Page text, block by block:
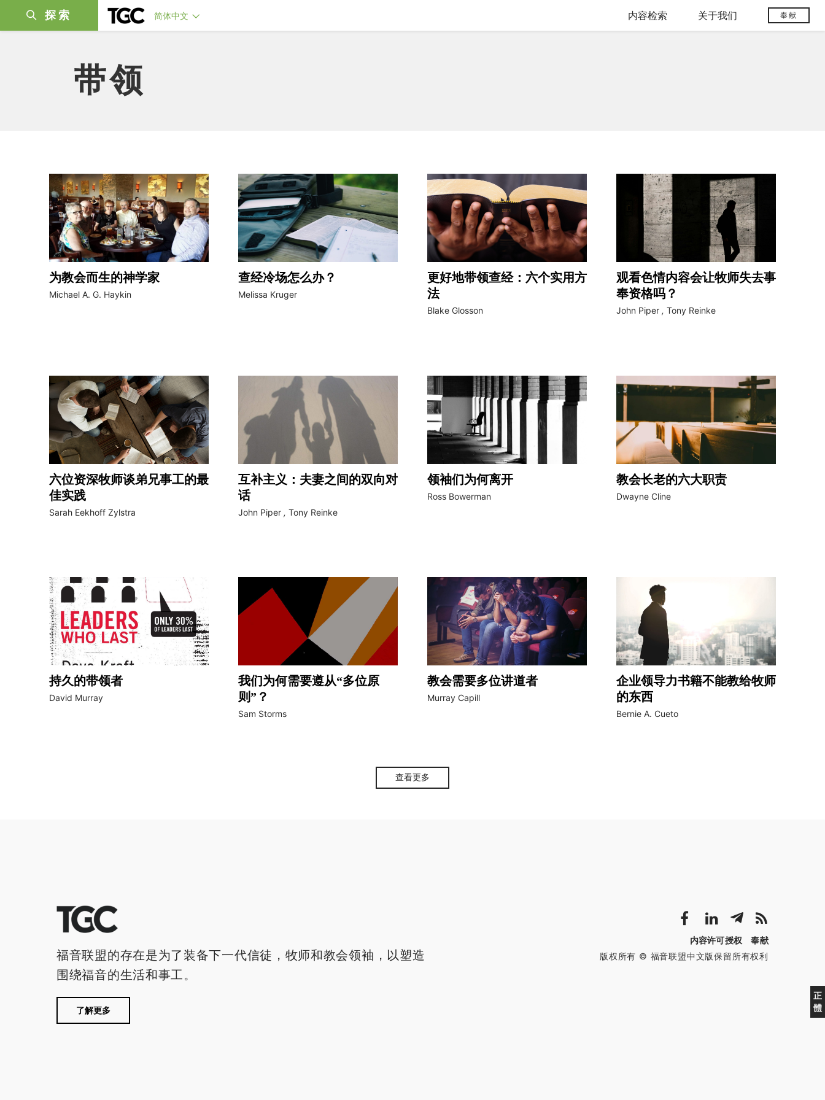
探索 简体中文 内容检索 关于我们 奉献
带领
为教会而生的神学家
Michael A. G. Haykin
查经冷场怎么办？
Melissa Kruger
更好地带领查经：六个实用方
法
Blake Glosson
观看色情内容会让牧师失去事
奉资格吗？
John Piper , Tony Reinke
六位资深牧师谈弟兄事工的最
佳实践
Sarah Eekhoff Zylstra
互补主义：夫妻之间的双向对
话
John Piper , Tony Reinke
领袖们为何离开
Ross Bowerman
教会长老的六大职责
Dwayne Cline
持久的带领者
David Murray
我们为何需要遵从“多位原
则”？
Sam Storms
教会需要多位讲道者
Murray Capill
企业领导力书籍不能教给牧师
的东西
Bernie A. Cueto
查看更多
正
體
福音联盟的存在是为了装备下一代信徒，牧师和教会领袖，以塑造
围绕福音的生活和事工。
了解更多
内容许可授权
奉献
版权所有 © 福音联盟中文版保留所有权利